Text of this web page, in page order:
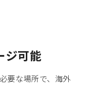
ジ可能
要な場所で、海外